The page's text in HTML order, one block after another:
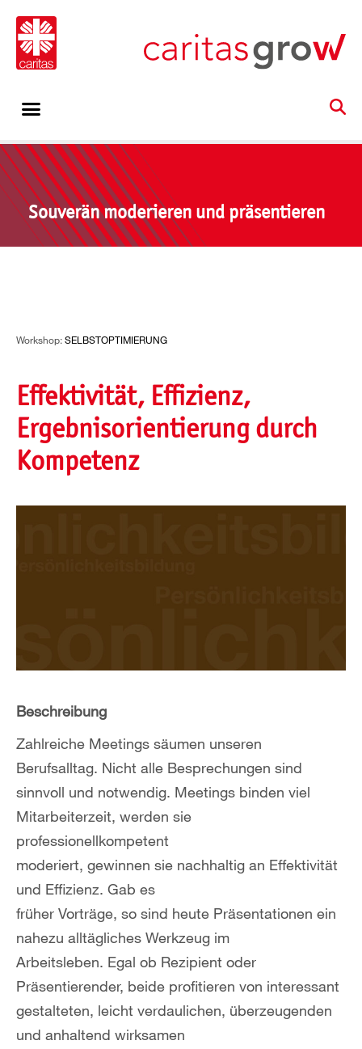
Souverän moderieren und präsentieren
Workshop:SELBSTOPTIMIERUNG
Effektivität, Effizienz,
Ergebnisorientierung durch
Kompetenz
Beschreibung
Zahlreiche Meetings säumen unseren
Berufsalltag. Nicht alle Besprechungen sind
sinnvoll und notwendig. Meetings binden viel
Mitarbeiterzeit, werden sie
professionellkompetent
moderiert, gewinnen sie nachhaltig an Effektivität
und Effizienz. Gab es
früher Vorträge, so sind heute Präsentationen ein
nahezu alltägliches Werkzeug im
Arbeitsleben. Egal ob Rezipient oder
Präsentierender, beide profitieren von interessant
gestalteten, leicht verdaulichen, überzeugenden
und anhaltend wirksamen